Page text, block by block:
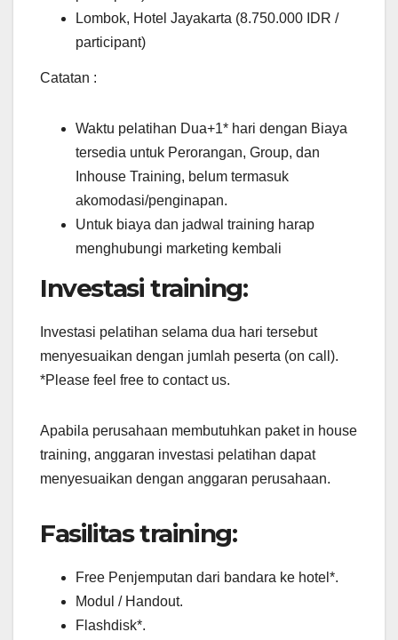
Lombok, Hotel Jayakarta (8.750.000 IDR /
participant)
Catatan :
Waktu pelatihan Dua+1* hari dengan Biaya
tersedia untuk Perorangan, Group, dan
Inhouse Training, belum termasuk
akomodasi/penginapan.
Untuk biaya dan jadwal training harap
menghubungi marketing kembali
Investasi training:
Investasi pelatihan selama dua hari tersebut
menyesuaikan dengan jumlah peserta (on call).
*Please feel free to contact us.
Apabila perusahaan membutuhkan paket in house
training, anggaran investasi pelatihan dapat
menyesuaikan dengan anggaran perusahaan.
Fasilitas training:
Free Penjemputan dari bandara ke hotel*.
Modul / Handout.
Flashdisk*.